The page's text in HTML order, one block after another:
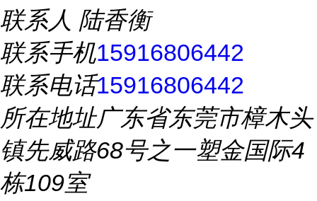
联系人 陆香衡
联系手机15916806442
联系电话15916806442
所在地址广东省东莞市樟木头
镇先威路68号之一塑金国际4
栋109室